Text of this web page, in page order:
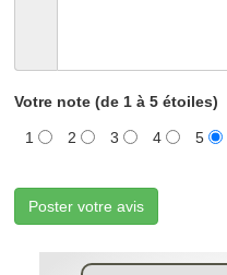
Votre note (de 1 à 5 étoiles)
1 2 3 4 5
Poster votre avis